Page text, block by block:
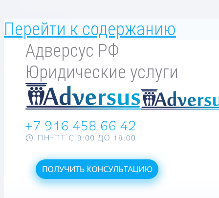
Перейти к содержанию
Адверсус РФ
Юридические услуги